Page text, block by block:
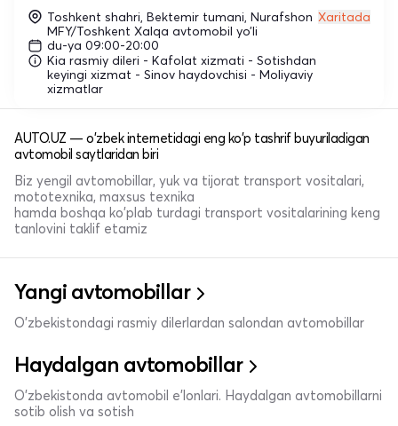
Xaritada
Toshkent shahri, Bektemir tumani, Nurafshon
MFY/Toshkent Xalqa avtomobil yo’li
du-ya 09:00-20:00
Kia rasmiy dileri - Kafolat xizmati - Sotishdan
keyingi xizmat - Sinov haydovchisi - Moliyaviy
xizmatlar
AUTO.UZ — o'zbek internetidagi eng ko'p tashrif buyuriladigan
avtomobil saytlaridan biri
Biz yengil avtomobillar, yuk va tijorat transport vositalari,
mototexnika, maxsus texnika
hamda boshqa ko'plab turdagi transport vositalarining keng
tanlovini taklif etamiz
Yangi avtomobillar
O'zbekistondagi rasmiy dilerlardan salondan avtomobillar
Haydalgan avtomobillar
O'zbekistonda avtomobil e’lonlari. Haydalgan avtomobillarni
sotib olish va sotish